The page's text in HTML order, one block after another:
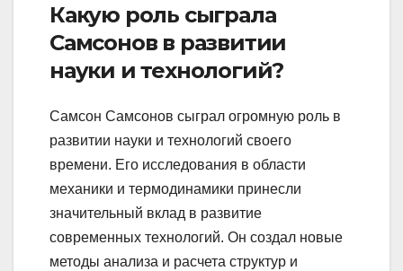
Какую роль сыграла
Самсонов в развитии
науки и технологий?
Самсон Самсонов сыграл огромную роль в
развитии науки и технологий своего
времени. Его исследования в области
механики и термодинамики принесли
значительный вклад в развитие
современных технологий. Он создал новые
методы анализа и расчета структур и